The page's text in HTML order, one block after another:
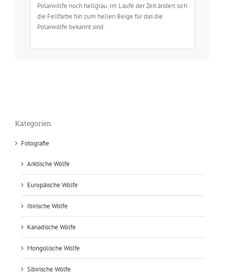
Polarwölfe noch hellgrau. Im Laufe der Zeit ändert sich
die Fellfarbe hin zum hellen Beige für das die
Polarwölfe bekannt sind.
Kategorien
Fotografie
Arktische Wölfe
Europäische Wölfe
Ibirische Wölfe
Kanadische Wölfe
Mongolische Wölfe
Sibirische Wölfe